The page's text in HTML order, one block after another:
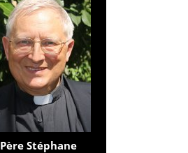
Père Stéphane